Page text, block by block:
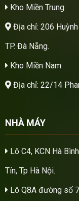
Kho Miền Trung
Địa chỉ: 206 Huỳnh
TP. Đà Nẵng.
Kho Miền Nam
Địa chỉ: 22/14
NHÀ MÁY
Lô C4, KCN Hà
Tín, Tp Hà Nội.
Lô Q8A đường số